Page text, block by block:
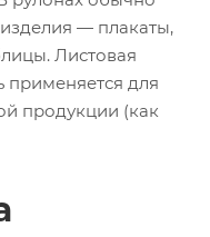
— плакаты,
Листовая
применяется для
продукции (как